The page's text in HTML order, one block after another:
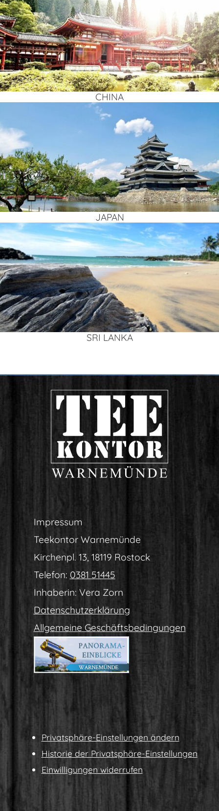
CHI­NA
JAPAN
SRI LAN­KA
Impres­sum
Tee­kon­tor Warnemünde
Kir­chen­pl. 13, 18119 Rostock
Tele­fon: 0381 51445
Inha­be­rin: Vera Zorn
Daten­schutz­er­klä­rung
All­ge­mei­ne Geschäftsbedingungen
Pri­vat­sphä­re-Ein­stel­lun­gen ändern
His­to­rie der Privatsphäre-Einstellungen
Ein­wil­li­gun­gen widerrufen